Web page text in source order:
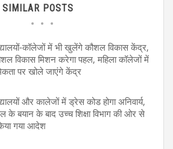
SIMILAR POSTS
कॉलेजों में भी खुलेंगे कौशल विकास केंद्र,
विकास मिशन करेगा पहल, महिला कॉलेजों में
पर खोले जाएंगे केंद्र
और कालेजों में ड्रेस कोड होगा अनिवार्य,
के बयान के बाद उच्च शिक्षा विभाग की ओर से
गया आदेश